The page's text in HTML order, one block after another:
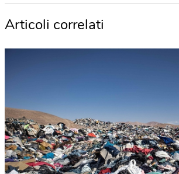
Articoli correlati